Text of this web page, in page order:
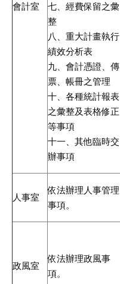
會計室
七、經費保留之彙
整
八、重大計畫執行
績效分析表
九、會計憑證、傳
票、帳冊之管理
十、各種統計報表
之彙整及表格修正
等事項
十一、其他臨時交
辦事項
人事室
依法辦理人事管理
事項。
政風室
依法辦理政風事
項。